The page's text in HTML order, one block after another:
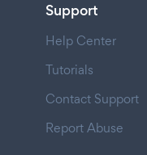
Support
Help Center
Tutorials
Contact Support
Report Abuse